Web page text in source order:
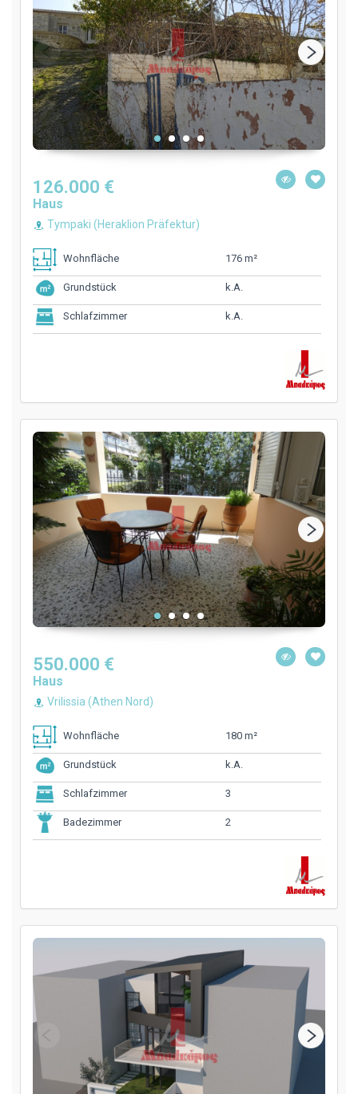
126.000 €
Haus
Tympaki (Heraklion Präfektur)
Wohnfläche 176 m²
Grundstück k.A.
Schlafzimmer k.A.
550.000 €
Haus
Vrilissia (Athen Nord)
Wohnfläche 180 m²
Grundstück k.A.
Schlafzimmer 3
Badezimmer 2